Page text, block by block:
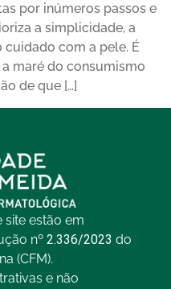
por inúmeros passos e
a simplicidade, a
cuidado com a pele. É
a maré do consumismo
de que […]
site estão em
nº 2.336/2023 do
(CFM).
e não